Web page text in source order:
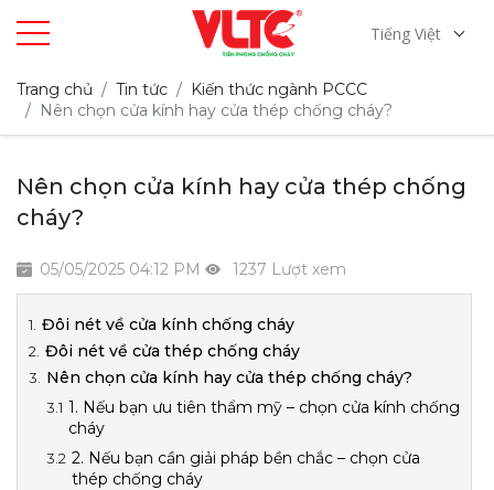
Tiếng Việt
Trang chủ Tin tức
Kiến thức ngành PCCC
Nên chọn cửa kính hay cửa thép chống cháy?
Nên chọn cửa kính hay cửa thép chống
cháy?
05/05/2025 04:12 PM 1237 Lượt xem
Đôi nét về cửa kính chống cháy
Đôi nét về cửa thép chống cháy
Nên chọn cửa kính hay cửa thép chống cháy?
1. Nếu bạn ưu tiên thẩm mỹ – chọn cửa kính chống
cháy
2. Nếu bạn cần giải pháp bền chắc – chọn cửa
thép chống cháy